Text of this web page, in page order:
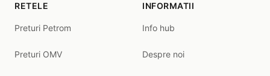
RETELE
Preturi Petrom
Preturi OMV
INFORMATII
Info hub
Despre noi